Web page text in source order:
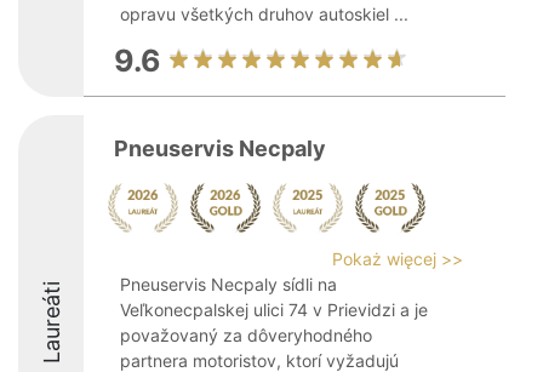
opravu všetkých druhov autoskiel ...
9.6
Laureáti
Pneuservis Necpaly
Pokaż więcej >>
Pneuservis Necpaly sídli na
Veľkonecpalskej ulici 74 v Prievidzi a je
považovaný za dôveryhodného
partnera motoristov, ktorí vyžadujú